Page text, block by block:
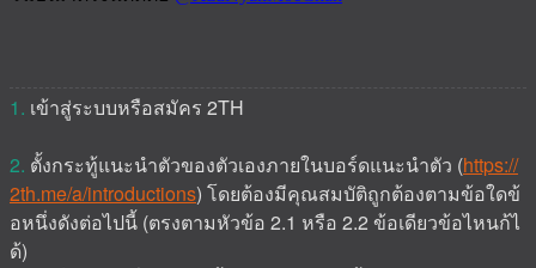
1. เข้าสู่ระบบหรือสมัคร 2TH
2. ตั้งกระทู้แนะนำตัวของตัวเองภายในบอร์ดแนะนำตัว (https://
2th.me/a/introductions) โดยต้องมีคุณสมบัติถูกต้องตามข้อใดข้
อหนึ่งดังต่อไปนี้ (ตรงตามหัวข้อ 2.1 หรือ 2.2 ข้อเดียวข้อไหนก้ไ
ด้)